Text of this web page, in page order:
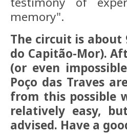
memory".
The circuit is about
do Capitão-Mor).
(or even
Poço das Traves
from this possible
relatively easy,
advised. Have a